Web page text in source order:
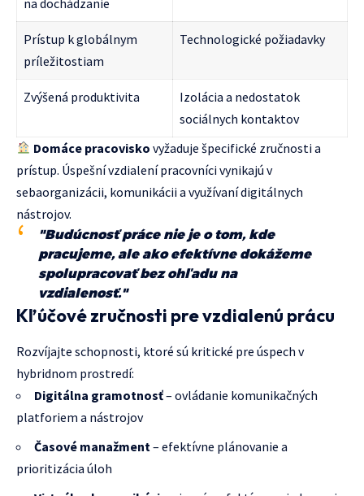
Prístup k globálnym
príležitostiam
Technologické požiadavky
Zvýšená produktivita
Izolácia a nedostatok
sociálnych kontaktov
Domáce pracovisko vyžaduje špecifické zručnosti a
prístup. Úspešní vzdialení pracovníci vynikajú v
sebaorganizácii, komunikácii a využívaní digitálnych
nástrojov.
"Budúcnosť práce nie je o tom, kde
pracujeme, ale ako efektívne dokážeme
spolupracovať bez ohľadu na
vzdialenosť."
Kľúčové zručnosti pre vzdialenú prácu
Rozvíjajte schopnosti, ktoré sú kritické pre úspech v
hybridnom prostredí:
Digitálna gramotnosť– ovládanie komunikačných
platforiem a nástrojov
Časové manažment – efektívne plánovanie a
prioritizácia úloh